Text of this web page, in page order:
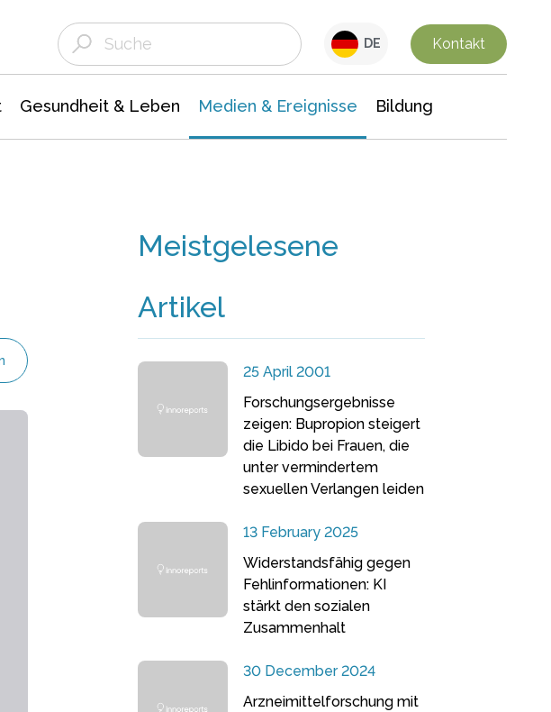
DE Kontakt
Gesundheit & Leben Medien & Ereignisse Bildung
Meistgelesene
Artikel
25 April 2001
Forschungsergebnisse
zeigen: Bupropion steigert
die Libido bei Frauen, die
unter vermindertem
sexuellen Verlangen leiden
13 February 2025
Widerstandsfähig gegen
Fehlinformationen: KI
stärkt den sozialen
Zusammenhalt
30 December 2024
Arzneimittelforschung mit